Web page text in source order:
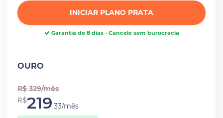
INICIAR PLANO PRATA
Garantia de 8 dias - Cancele sem burocracia
OURO
R$ 329/mês
R$219,33/mês